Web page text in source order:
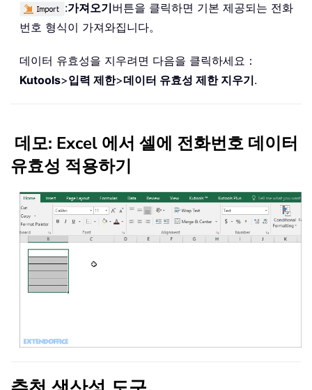
:가져오기버튼을 클릭하면 기본 제공되는 전화
번호 형식이 가져와집니다。
데이터 유효성을 지우려면 다음을 클릭하세요：
Kutools>입력 제한>데이터 유효성 제한 지우기.
데모: Excel 에서 셀에 전화번호 데이터
유효성 적용하기